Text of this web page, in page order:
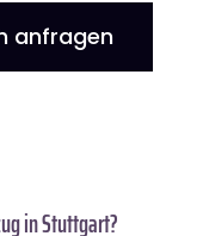
anfragen
in Stuttgart?